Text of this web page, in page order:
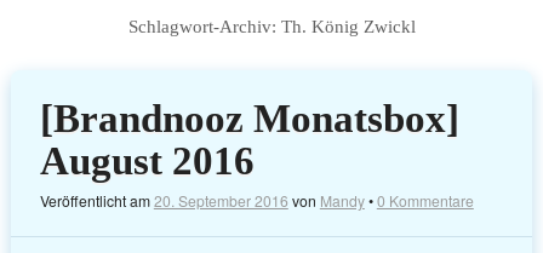
Schlagwort-Archiv: Th. König Zwickl
[Brandnooz Monatsbox]
August 2016
Veröffentlicht am20. September 2016 von Mandy•0 Kommentare